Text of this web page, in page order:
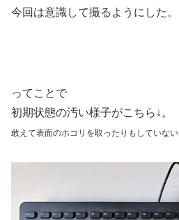
今回は意識して撮るようにした。
ってことで
初期状態の汚い様子がこちら↓。
敢えて表面のホコリを取ったりもしていない